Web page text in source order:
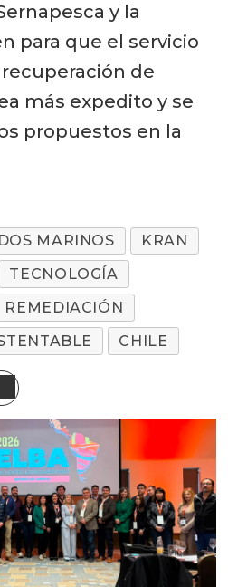
y la
para que el servicio
de
más expedito y se
propuestos en la
MARINOS
KRAN
TECNOLOGÍA
REMEDIACIÓN
CHILE